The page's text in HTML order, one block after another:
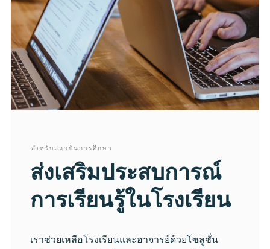
สำหรับสถาบันการศึกษา
ส่งเสริมประสบการณ์
การเรียนรู้ในโรงเรียน
เราช่วยเหลือโรงเรียนและอาจารย์ด้วยโซลูชั่น